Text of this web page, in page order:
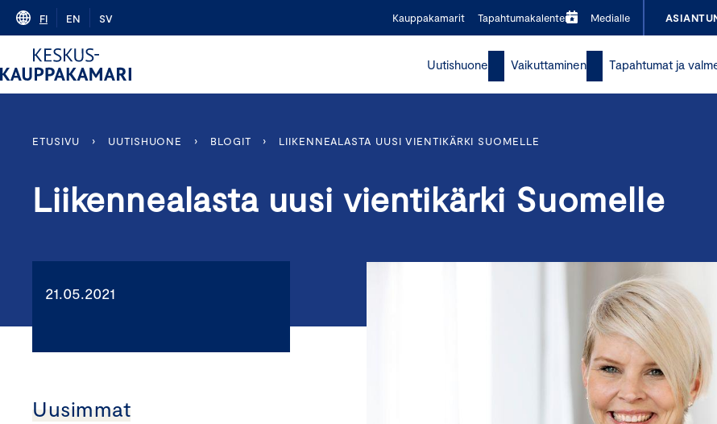
Skip
content
FI EN SV Kauppakamarit Tapahtumakalenteri Medialle
Uutishuone Vaikuttaminen Tapahtumat ja
ETUSIVU › UUTISHUONE › BLOGIT › LIIKENNEALASTA UUSI VIENTIKÄRKI SUOMELLE
Liikennealasta uusi vientikärki Suomelle
21.05.2021
Uusimmat